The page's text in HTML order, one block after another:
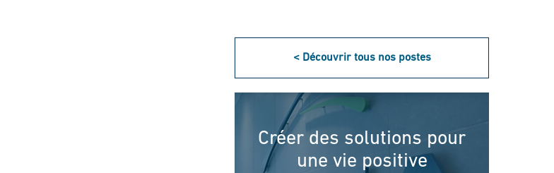
< Découvrir tous nos postes
Créer des solutions pour
une vie positive